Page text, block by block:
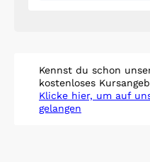
Kennst du schon
kostenloses
Klicke hier, um auf
gelangen